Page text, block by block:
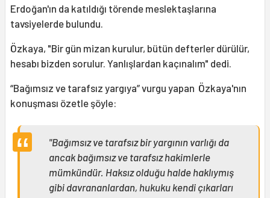
Erdoğan'ın da katıldığı törende meslektaşlarına
tavsiyelerde bulundu.
Özkaya, "Bir gün mizan kurulur, bütün defterler dürülür,
hesabı bizden sorulur. Yanlışlardan kaçınalım" dedi.
“Bağımsız ve tarafsız yargıya” vurgu yapan Özkaya'nın
konuşması özetle şöyle:
"Bağımsız ve tarafsız bir yargının varlığı da
ancak bağımsız ve tarafsız hakimlerle
mümkündür. Haksız olduğu halde haklıymış
gibi davrananlardan, hukuku kendi çıkarları